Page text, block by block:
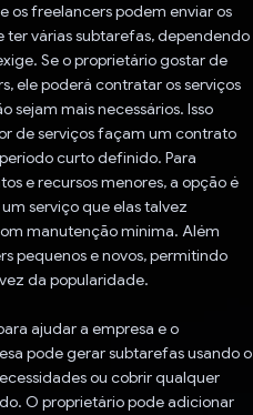
os freelancers podem enviar os
várias subtarefas, dependendo
Se o proprietário gostar de
ele poderá contratar os serviços
sejam mais necessários. Isso
de serviços façam um contrato
curto definido. Para
e recursos menores, a opção é
serviço que elas talvez
manutenção mínima. Além
pequenos e novos, permitindo
da popularidade.
ajudar a empresa e o
pode gerar subtarefas usando o
ou cobrir qualquer
O proprietário pode adicionar